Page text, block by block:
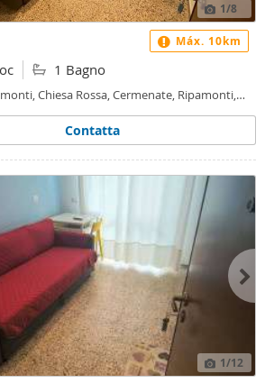
1/8
1 Bagno
Chiesa Rossa, Cermenate, Ripamonti,
Contatta
Máx. 10km
1/12